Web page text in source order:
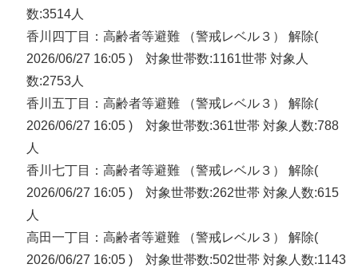
数:3514人
香川四丁目：高齢者等避難 （警戒レベル３） 解除(
2026/06/27 16:05 ) 対象世帯数:1161世帯 対象人
数:2753人
香川五丁目：高齢者等避難 （警戒レベル３） 解除(
2026/06/27 16:05 ) 対象世帯数:361世帯 対象人数:788
人
香川七丁目：高齢者等避難 （警戒レベル３） 解除(
2026/06/27 16:05 ) 対象世帯数:262世帯 対象人数:615
人
高田一丁目：高齢者等避難 （警戒レベル３） 解除(
2026/06/27 16:05 ) 対象世帯数:502世帯 対象人数:1143